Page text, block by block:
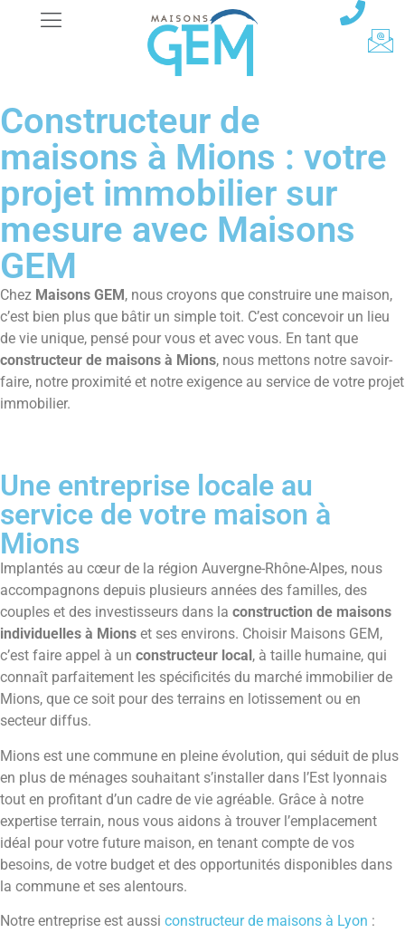
Constructeur de
maisons à Mions : votre
projet immobilier sur
mesure avec Maisons
GEM
Chez Maisons GEM, nous croyons que construire une maison,
c’est bien plus que bâtir un simple toit. C’est concevoir un lieu
de vie unique, pensé pour vous et avec vous. En tant que
constructeur de maisons à Mions, nous mettons notre savoir-
faire, notre proximité et notre exigence au service de votre projet
immobilier.
Une entreprise locale au
service de votre maison à
Mions
Implantés au cœur de la région Auvergne-Rhône-Alpes, nous
accompagnons depuis plusieurs années des familles, des
couples et des investisseurs dans la construction de maisons
individuelles à Mions et ses environs. Choisir Maisons GEM,
c’est faire appel à un constructeur local , à taille humaine, qui
connaît parfaitement les spécificités du marché immobilier de
Mions, que ce soit pour des terrains en lotissement ou en
secteur diffus.
Mions est une commune en pleine évolution, qui séduit de plus
en plus de ménages souhaitant s’installer dans l’Est lyonnais
tout en profitant d’un cadre de vie agréable. Grâce à notre
expertise terrain, nous vous aidons à trouver l’emplacement
idéal pour votre future maison, en tenant compte de vos
besoins, de votre budget et des opportunités disponibles dans
la commune et ses alentours.
Notre entreprise est aussi constructeur de maisons à Lyon :